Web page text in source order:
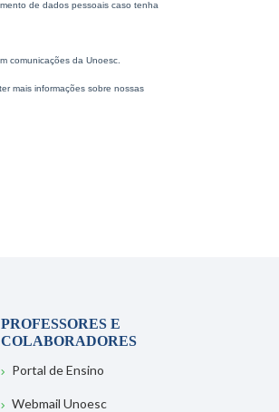
PROFESSORES E
COLABORADORES
Portal de Ensino
Webmail Unoesc